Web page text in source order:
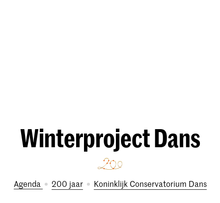
Winterproject Dans
Agenda 200 jaar Koninklijk Conservatorium Dans